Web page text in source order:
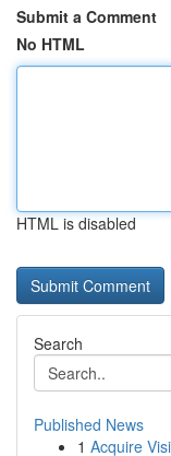
Submit a Comment
No HTML
HTML is disabled
Search
Published News
1 Acquire